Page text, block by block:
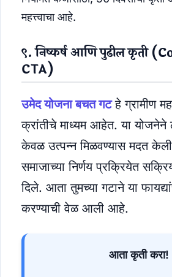
महत्त्वाचा आहे.
९. निष्कर्ष आणि पुढील कृती
CTA)
उमेद योजना बचत गटहे ग्रामीण
क्रांतीचे माध्यम आहेत. या योजनेने
केवळ उत्पन्न मिळवण्यास मदत केली
समाजाच्या निर्णय प्रक्रियेत
दिले. आता तुमच्या गटाने या
करण्याची वेळ आली आहे.
आता कृती करा!